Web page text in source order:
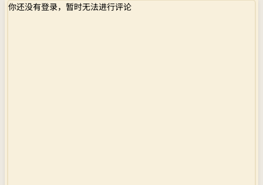
你还没有登录，暂时无法进行评论